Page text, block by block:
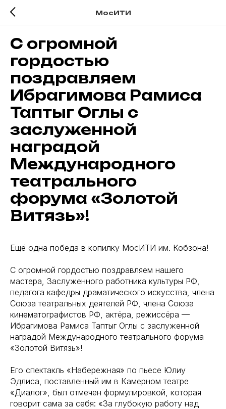
МосИТИ
С огромной
гордостью
поздравляем
Ибрагимова Рамиса
Таптыг Оглы с
заслуженной
наградой
Международного
театрального
форума «Золотой
Витязь»!
Ещё одна победа в копилку МосИТИ им. Кобзона!
С огромной гордостью поздравляем нашего
мастера, Заслуженного работника культуры РФ,
педагога кафедры драматического искусства, члена
Союза театральных деятелей РФ, члена Союза
кинематографистов РФ, актёра, режиссёра —
Ибрагимова Рамиса Таптыг Оглы с заслуженной
наградой Международного театрального форума
«Золотой Витязь»!
Его спектакль «Набережная» по пьесе Юлиу
Эдлиса, поставленный им в Камерном театре
«Диалог», был отмечен формулировкой, которая
говорит сама за себя: «За глубокую работу над